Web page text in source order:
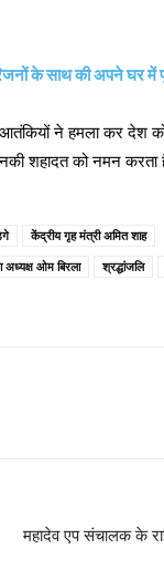
के साथ की अपने घर में
ने हमला कर देश को
शहादत को नमन करता
केंद्रीय गृह मंत्री अमित शाह
अध्यक्ष ओम बिरला श्रद्धांजलि
महादेव एप संचालक के